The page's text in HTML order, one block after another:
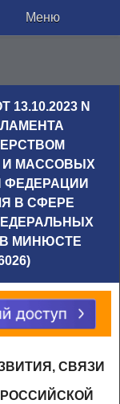
Меню
N
И МАССОВЫХ
ФЕДЕРАЦИИ
В СФЕРЕ
В МИНЮСТЕ
СВЯЗИ